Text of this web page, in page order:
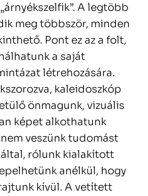
A legtöbb
meg többször, minden
Pont ez az a folt,
a saját
létrehozására.
kaleidoszkóp
önmagunk, vizuális
képet alkothatunk
veszünk tudomást
rólunk kialakított
anélkül, hogy
kívül. A vetített